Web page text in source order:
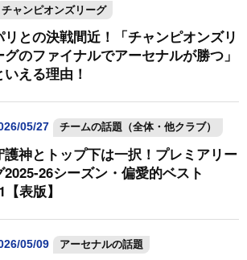
チャンピオンズリーグ
リとの決戦間近！「チャンピオンズリ
グのファイナルでアーセナルが勝つ」
いえる理由！
05/27 チームの話題（全体・他クラブ）
護神とトップ下は一択！プレミアリー
2025-26シーズン・偏愛的ベスト
【表版】
05/09 アーセナルの話題